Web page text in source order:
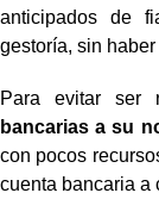
anticipados de
gestoría, sin
Para evitar ser
bancarias a su
con pocos
cuenta bancaria a